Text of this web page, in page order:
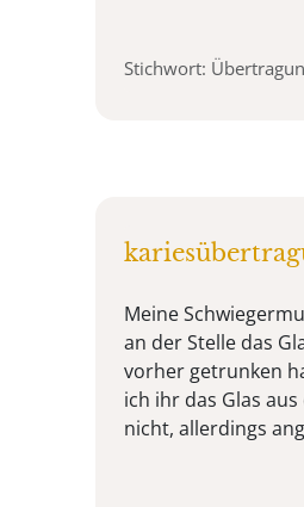
Stichwort:
Meine
an der Stelle das
vorher getrunken
ich ihr das Glas
nicht, allerdings